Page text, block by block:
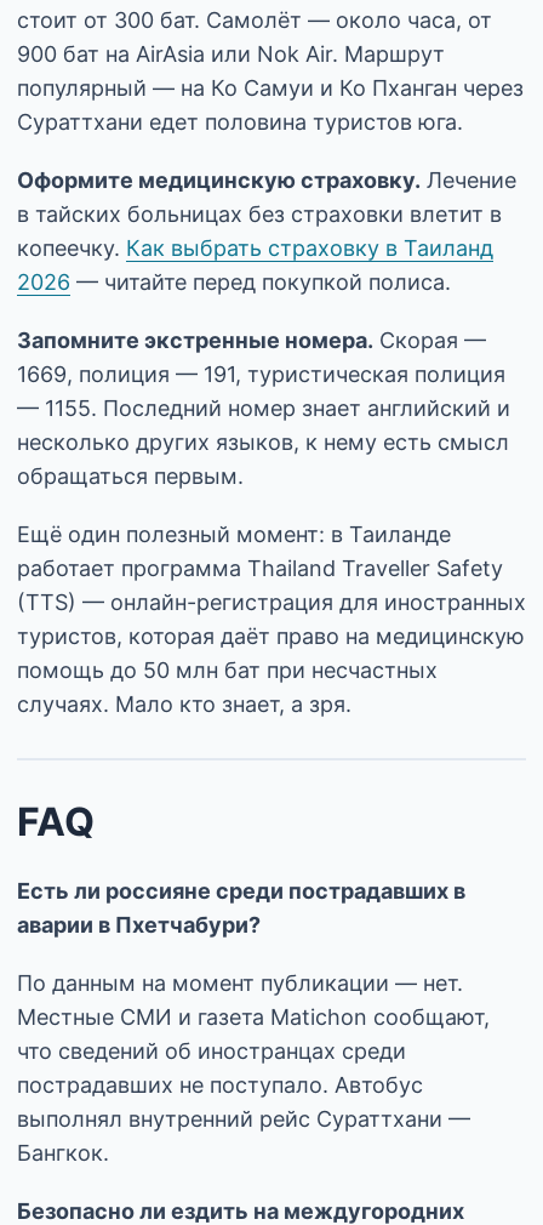
стоит от 300 бат. Самолёт — около часа, от
900 бат на AirAsia или Nok Air. Маршрут
популярный — на Ко Самуи и Ко Пханган через
Сураттхани едет половина туристов юга.
Оформите медицинскую страховку. Лечение
в тайских больницах без страховки влетит в
копеечку. Как выбрать страховку в Таиланд
2026 — читайте перед покупкой полиса.
Запомните экстренные номера. Скорая —
1669, полиция — 191, туристическая полиция
— 1155. Последний номер знает английский и
несколько других языков, к нему есть смысл
обращаться первым.
Ещё один полезный момент: в Таиланде
работает программа Thailand Traveller Safety
(TTS) — онлайн-регистрация для иностранных
туристов, которая даёт право на медицинскую
помощь до 50 млн бат при несчастных
случаях. Мало кто знает, а зря.
FAQ
Есть ли россияне среди пострадавших в
аварии в Пхетчабури?
По данным на момент публикации — нет.
Местные СМИ и газета Matichon сообщают,
что сведений об иностранцах среди
пострадавших не поступало. Автобус
выполнял внутренний рейс Сураттхани —
Бангкок.
Безопасно ли ездить на междугородних